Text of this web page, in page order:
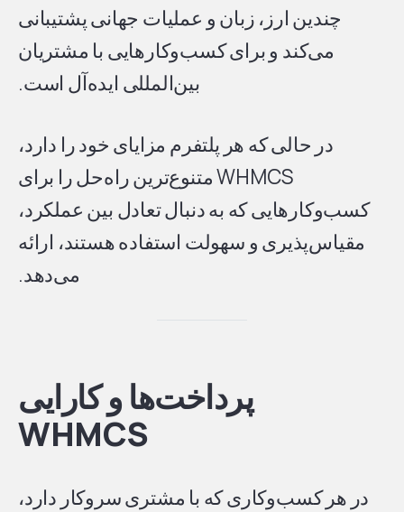
چندین ارز، زبان و عملیات جهانی پشتیبانی
می‌کند و برای کسب‌وکارهایی با مشتریان
بین‌المللی ایده‌آل است.
در حالی که هر پلتفرم مزایای خود را دارد،
WHMCS متنوع‌ترین راه‌حل را برای
کسب‌وکارهایی که به دنبال تعادل بین عملکرد،
مقیاس‌پذیری و سهولت استفاده هستند، ارائه
می‌دهد.
پرداخت‌ها و کارایی
WHMCS
در هر کسب‌وکاری که با مشتری سروکار دارد،